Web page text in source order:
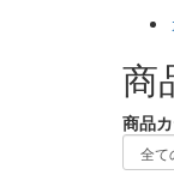
商
商品